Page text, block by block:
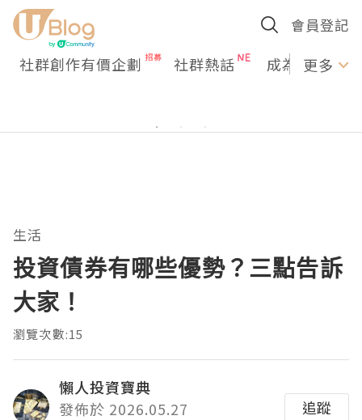
會員登記
社群創作有價企劃 社群熱話 成為U更多
生活
投資債券有哪些優勢？三點告訴
大家！
瀏覽次數:15
懶人投資寶典
發佈於 2026.05.27
追蹤